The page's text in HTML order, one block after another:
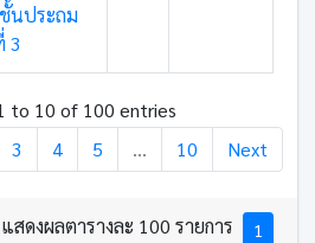
นประถม
3
to 10 of 100 entries
3 4 5 … 10 Next
แสดงผลตารางละ 100 รายการ 1